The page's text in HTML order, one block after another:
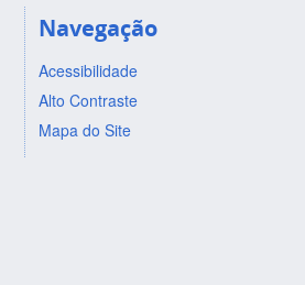
Navegação
Acessibilidade
Alto Contraste
Mapa do Site